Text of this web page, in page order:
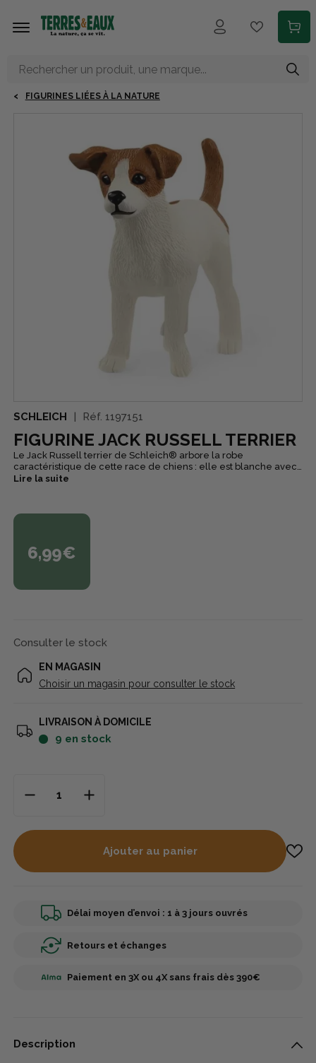
FIGURINES LIÉES À LA NATURE
SCHLEICH Réf. 1197151
FIGURINE JACK RUSSELL TERRIER
Le Jack Russell terrier de Schleich® arbore la robe
caractéristique de cette race de chiens : elle est blanche avec
des marques marrons sur le corps et la tête. Les oreilles
domestique idéal pour les personnes qui aiment être dehors et
Lire la suite
6,99€
Consulter le stock
EN MAGASIN
Choisir un magasin pour consulter le stock
LIVRAISON À DOMICILE
9 en stock
Ajouter au panier
Délai moyen d’envoi : 1 à 3 jours ouvrés
Retours et échanges
Paiement en 3X ou 4X sans frais dès 390€
Description